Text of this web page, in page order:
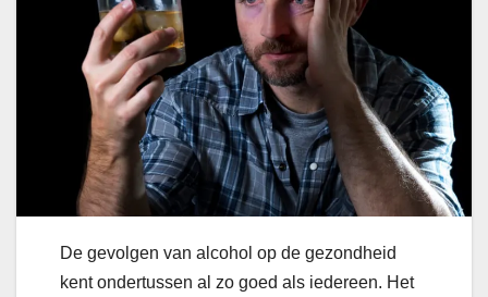
De gevolgen van alcohol op de gezondheid
kent ondertussen al zo goed als iedereen. Het